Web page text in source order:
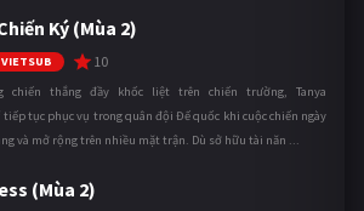
Ký (Mùa 2)
10
chiến thắng đầy khốc liệt trên chiến trường, Tanya
tiếp tục phục vụ trong quân đội Đế quốc khi cuộc chiến ngày
và mở rộng trên nhiều mặt trận. Dù sở hữu tài năn ...
(Mùa 2)